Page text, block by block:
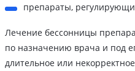
препараты,
Лечение бессонницы
по назначению врача и под
длительное или